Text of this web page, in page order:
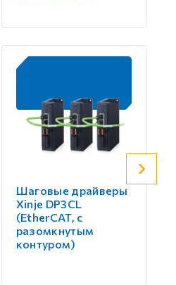
Шаговые драйверы
Xinje DP3СL
(EtherCAT, с
разомкнутым
контуром)